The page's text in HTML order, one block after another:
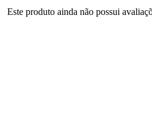
Este produto ainda não possui